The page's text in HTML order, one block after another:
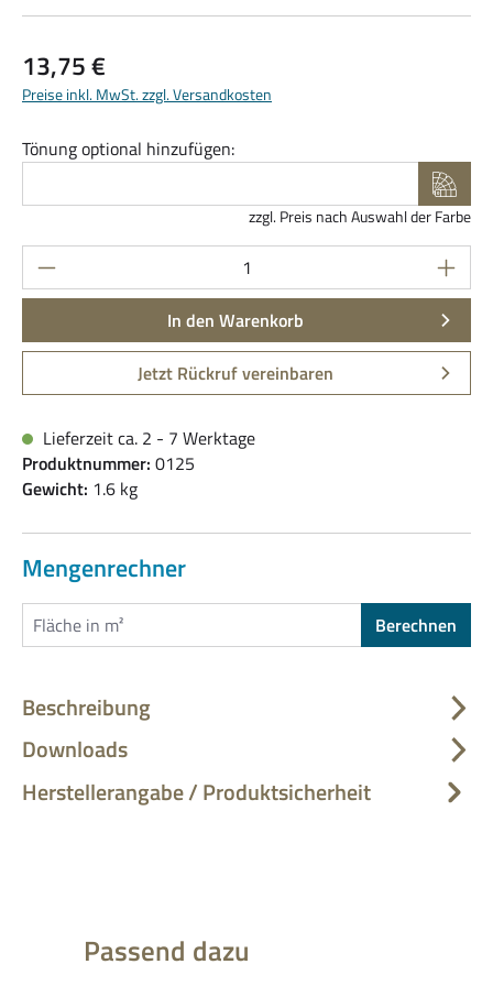
Regulärer Preis:
13,75 €
Preise inkl. MwSt. zzgl. Versandkosten
Tönung optional hinzufügen:
zzgl. Preis nach Auswahl der Farbe
Produkt Anzahl: Gib den gewünschten
In den Warenkorb
Jetzt Rückruf vereinbaren
Lieferzeit ca. 2 - 7 Werktage
Produktnummer: 0125
Gewicht: 1.6 kg
Mengenrechner
Berechnen
Beschreibung
Downloads
Herstellerangabe / Produktsicherheit
Produktgalerie überspringen
Passend dazu